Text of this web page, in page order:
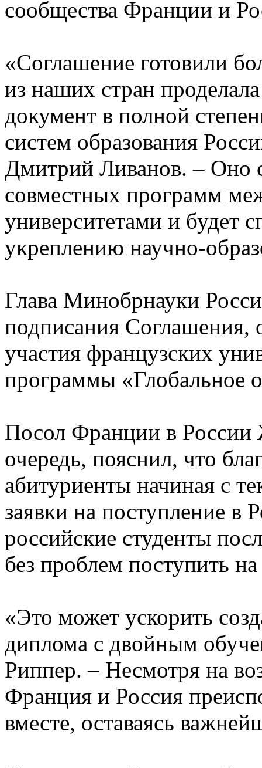
сообщества Франции и
«Соглашение готовили
из наших стран
документ в полной
систем образования
Дмитрий Ливанов. – Оно
совместных программ
университетами и будет
укреплению научно-
Глава Минобрнауки
подписания Соглашения,
участия французских
программы «Глобальное
Посол Франции в
очередь, пояснил, что
абитуриенты начиная с
заявки на поступление в
российские студенты
без проблем поступить
«Это может ускорить
диплома с двойным
Риппер. – Несмотря на
Франция и Россия
вместе, оставаясь